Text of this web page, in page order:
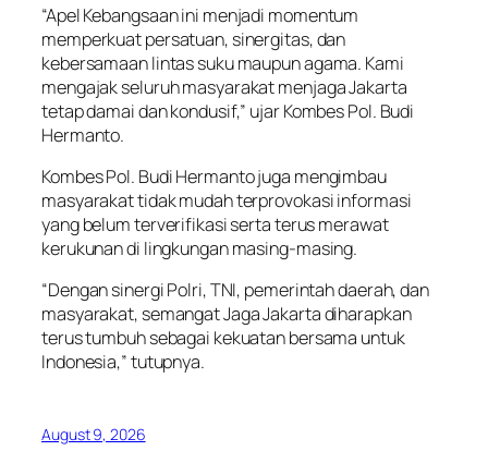
“Apel Kebangsaan ini menjadi momentum
memperkuat persatuan, sinergitas, dan
kebersamaan lintas suku maupun agama. Kami
mengajak seluruh masyarakat menjaga Jakarta
tetap damai dan kondusif,” ujar Kombes Pol. Budi
Hermanto.
Kombes Pol. Budi Hermanto juga mengimbau
masyarakat tidak mudah terprovokasi informasi
yang belum terverifikasi serta terus merawat
kerukunan di lingkungan masing-masing.
“Dengan sinergi Polri, TNI, pemerintah daerah, dan
masyarakat, semangat Jaga Jakarta diharapkan
terus tumbuh sebagai kekuatan bersama untuk
Indonesia,” tutupnya.
August 9, 2026